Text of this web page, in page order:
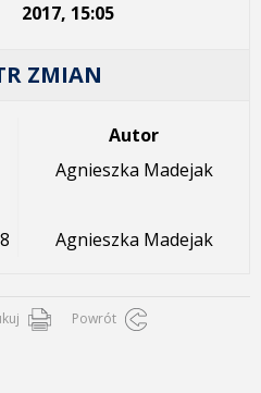
2017, 15:05
ZMIAN
Autor
Agnieszka Madejak
Agnieszka Madejak
Powrót